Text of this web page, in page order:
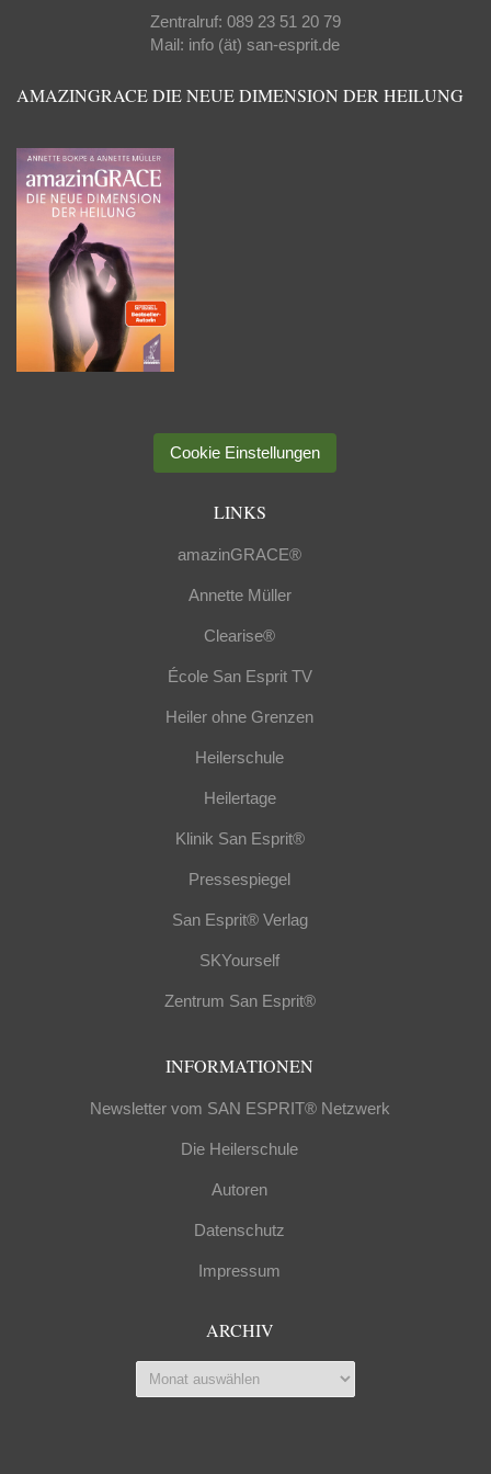
Zentralruf: 089 23 51 20 79
Mail: info (ät) san-esprit.de
AMAZINGRACE DIE NEUE DIMENSION DER HEILUNG
Cookie Einstellungen
LINKS
amazinGRACE®
Annette Müller
Clearise®
École San Esprit TV
Heiler ohne Grenzen
Heilerschule
Heilertage
Klinik San Esprit®
Pressespiegel
San Esprit® Verlag
SKYourself
Zentrum San Esprit®
INFORMATIONEN
Newsletter vom SAN ESPRIT® Netzwerk
Die Heilerschule
Autoren
Datenschutz
Impressum
ARCHIV